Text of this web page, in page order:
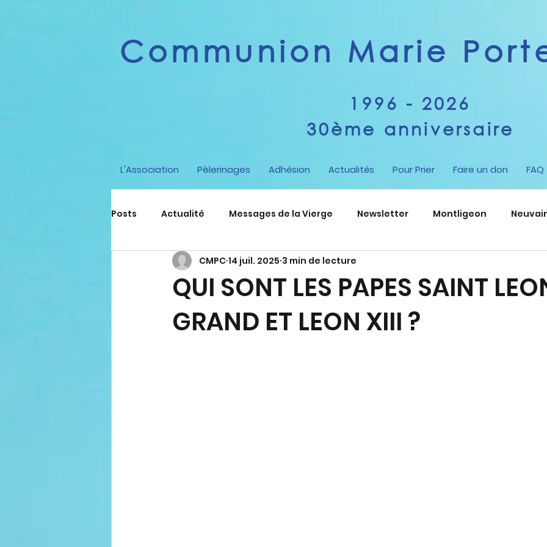
Communion Marie
1996 - 2026
30ème anniversaire
L'Association Pèlerinages Adhésion Actualités Pour Prier Faire un don FAQ
Posts Actualité Messages de la Vierge Newsletter Montligeon
Spiritualité Enseignement
QUI SONT LES PAPES SAINT
GRAND ET LEON XIII ?
CMPC 14 juil. 2025 3 min de lecture